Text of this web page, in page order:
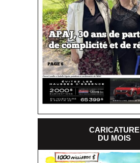
CARICATURE
DU MOIS